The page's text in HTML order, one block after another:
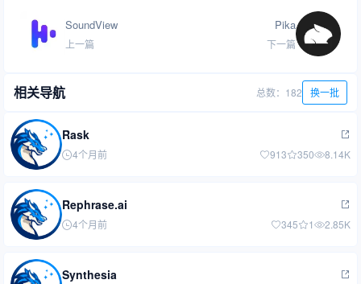
SoundView
上一篇
Pika
下一篇
相关导航 总数：182 换一批
Rask
4个月前 913 350 8.14K
Rephrase.ai
4个月前 345 1 2.85K
Synthesia